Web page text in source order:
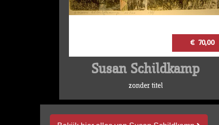
€ 70,00
Susan Schildkamp
zonder titel